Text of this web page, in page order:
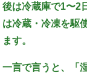
後は冷蔵庫で1〜2
は冷蔵・冷凍を駆
ます。
一言で言うと、「